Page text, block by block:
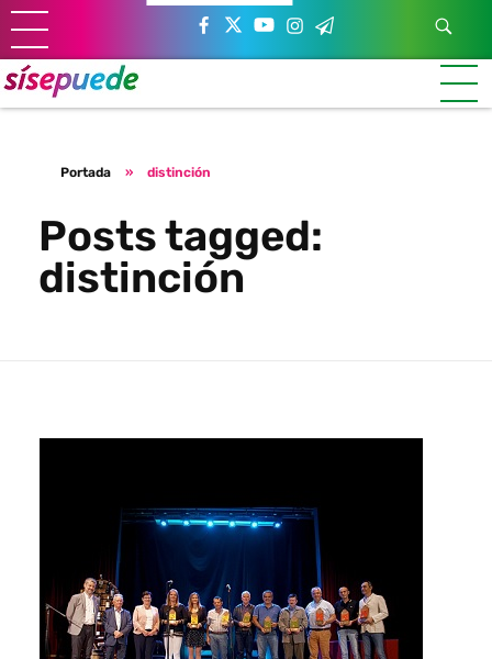
Sí se puede Canarias
Únete al movimiento ecosocialista
Portada » distinción
Posts tagged:
distinción